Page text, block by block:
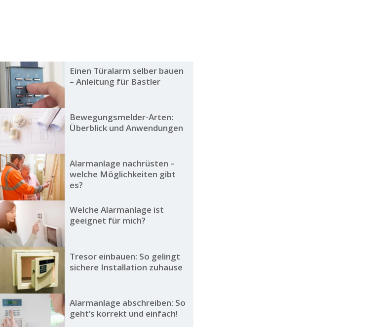
Einen Türalarm selber bauen
– Anleitung für Bastler
Bewegungsmelder-Arten:
Überblick und Anwendungen
Alarmanlage nachrüsten –
welche Möglichkeiten gibt
es?
Welche Alarmanlage ist
geeignet für mich?
Tresor einbauen: So gelingt
sichere Installation zuhause
Alarmanlage abschreiben: So
geht’s korrekt und einfach!